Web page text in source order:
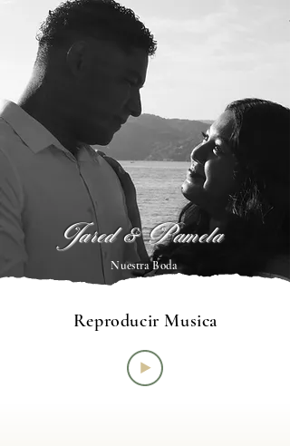
Jared & Pamela
Nuestra Boda
Reproducir Musica